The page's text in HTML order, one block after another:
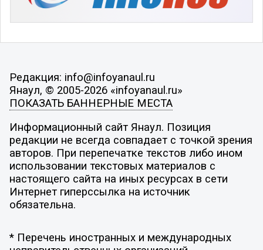
Редакция: info@infoyanaul.ru
Янаул, © 2005-2026 «infoyanaul.ru»
ПОКАЗАТЬ БАННЕРНЫЕ МЕСТА
Информационный сайт Янаул. Позиция
редакции не всегда совпадает с точкой зрения
авторов. При перепечатке текстов либо ином
использовании текстовых материалов с
настоящего сайта на иных ресурсах в сети
Интернет гиперссылка на источник
обязательна.
* Перечень иностранных и международных